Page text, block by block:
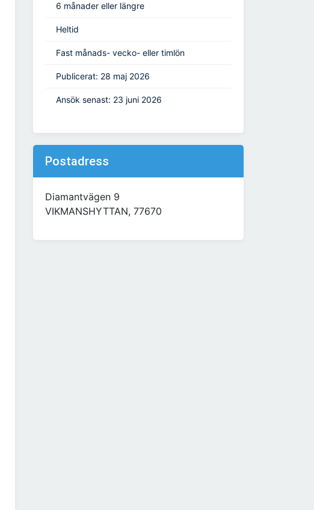
6 månader eller längre
Heltid
Fast månads- vecko- eller timlön
Publicerat: 28 maj 2026
Ansök senast: 23 juni 2026
Postadress
Diamantvägen 9
VIKMANSHYTTAN, 77670